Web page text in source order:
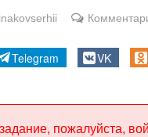
Telegram VK
пожалуйста,